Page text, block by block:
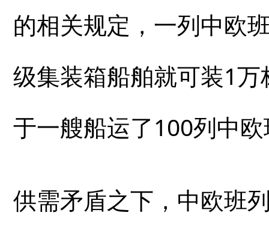
的相关规定，一列中欧
级集装箱船舶就可装1
于一艘船运了100列中
供需矛盾之下，中欧班